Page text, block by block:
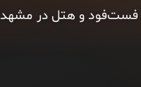
فست‌فود و هتل در مشهد